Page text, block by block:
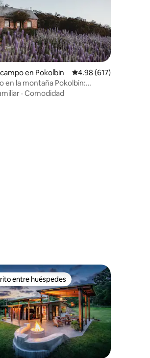
de 5; 213 evaluaciones
en Pokolbin Calificación promedio:
4.98 (617)
en la montaña Pokolbin:
vistas!
· Comodidad
en Favorito entre huéspedes
entre huéspedes